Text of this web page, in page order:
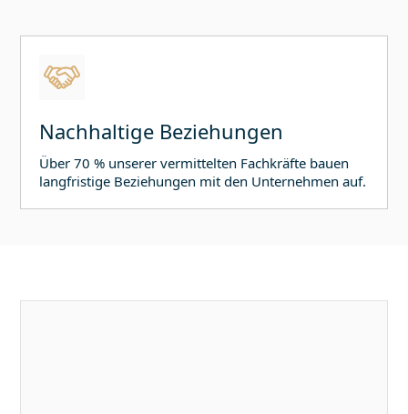
Nachhaltige Beziehungen
Über 70 % unserer vermittelten Fachkräfte bauen
langfristige Beziehungen mit den Unternehmen auf.